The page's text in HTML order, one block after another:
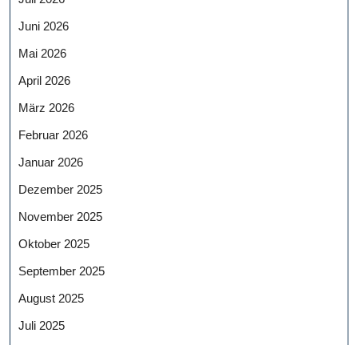
Juni 2026
Mai 2026
April 2026
März 2026
Februar 2026
Januar 2026
Dezember 2025
November 2025
Oktober 2025
September 2025
August 2025
Juli 2025